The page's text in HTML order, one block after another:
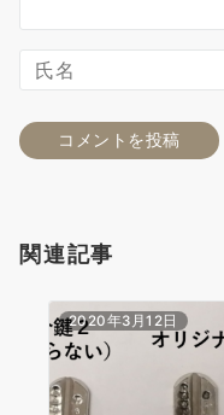
関連記事
2020年3月12日